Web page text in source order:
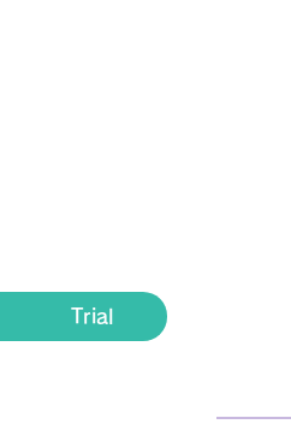
Trial